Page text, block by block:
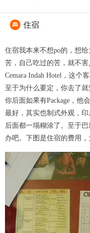
 住宿
住宿我本来不想po的，想
苦，自己吃过的苦，就不
Cemara Indah Hotel，这个
至于为什么要定，你去了
你后面如果有Package，他
最好，其实也制式外观，
后面都一塌糊涂了。至于
办吧。下图是住宿的费用